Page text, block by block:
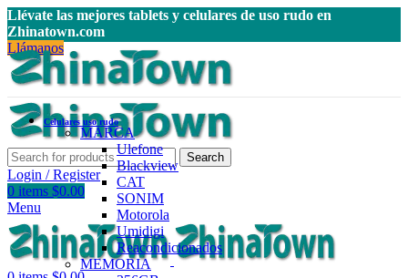
Llévate las mejores tablets y celulares de uso rudo en
Zhinatown.com
Llámanos
Search
Login / Register
0 items $0.00
Menu
Celulares uso rudo
MARCA
Ulefone
Blackview
CAT
SONIM
Motorola
Umidigi
Reacondicionados
MEMORIA